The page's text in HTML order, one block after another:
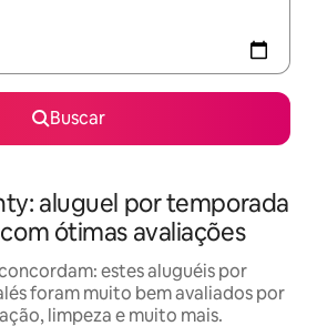
Buscar
aluguel por temporada
ótimas avaliações
estes aluguéis por
foram muito bem avaliados por
limpeza e muito mais.